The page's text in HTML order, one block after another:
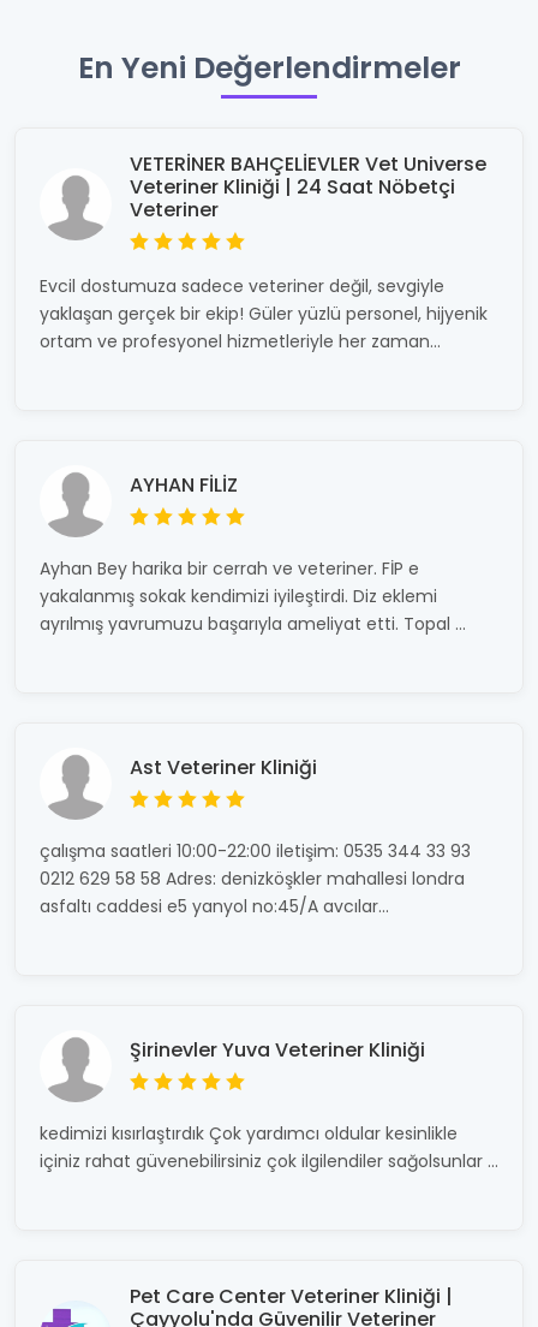
En Yeni Değerlendirmeler
VETERİNER BAHÇELİEVLER Vet Universe
Veteriner Kliniği | 24 Saat Nöbetçi
Veteriner
Evcil dostumuza sadece veteriner değil, sevgiyle
yaklaşan gerçek bir ekip! Güler yüzlü personel, hijyenik
ortam ve profesyonel hizmetleriyle her zaman...
AYHAN FİLİZ
Ayhan Bey harika bir cerrah ve veteriner. FİP e
yakalanmış sokak kendimizi iyileştirdi. Diz eklemi
ayrılmış yavrumuzu başarıyla ameliyat etti. Topal ...
Ast Veteriner Kliniği
çalışma saatleri 10:00-22:00 iletişim: 0535 344 33 93
0212 629 58 58 Adres: denizköşkler mahallesi londra
asfaltı caddesi e5 yanyol no:45/A avcılar...
Şirinevler Yuva Veteriner Kliniği
kedimizi kısırlaştırdık Çok yardımcı oldular kesinlikle
içiniz rahat güvenebilirsiniz çok ilgilendiler sağolsunlar ...
Pet Care Center Veteriner Kliniği |
Çayyolu'nda Güvenilir Veteriner